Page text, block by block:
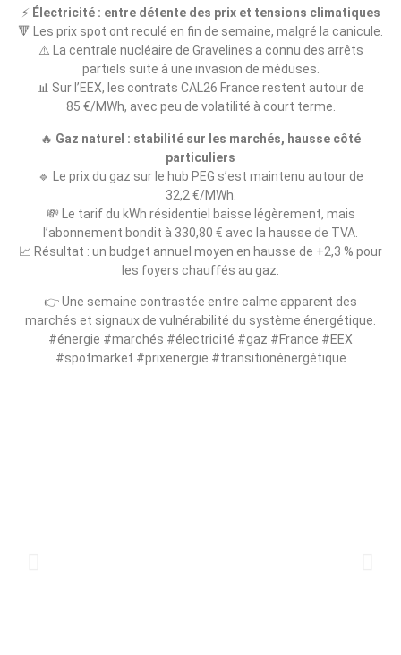
⚡ Électricité : entre détente des prix et tensions climatiques
🔻 Les prix spot ont reculé en fin de semaine, malgré la canicule.
⚠️ La centrale nucléaire de Gravelines a connu des arrêts
partiels suite à une invasion de méduses.
📊 Sur l’EEX, les contrats CAL26 France restent autour de
85 €/MWh, avec peu de volatilité à court terme.
🔥 Gaz naturel : stabilité sur les marchés, hausse côté
particuliers
🔹 Le prix du gaz sur le hub PEG s’est maintenu autour de
32,2 €/MWh.
💸 Le tarif du kWh résidentiel baisse légèrement, mais
l’abonnement bondit à 330,80 € avec la hausse de TVA.
📈 Résultat : un budget annuel moyen en hausse de +2,3 % pour
les foyers chauffés au gaz.
👉 Une semaine contrastée entre calme apparent des
marchés et signaux de vulnérabilité du système énergétique.
#énergie #marchés #électricité #gaz #France #EEX
#spotmarket #prixenergie #transitionénergétique